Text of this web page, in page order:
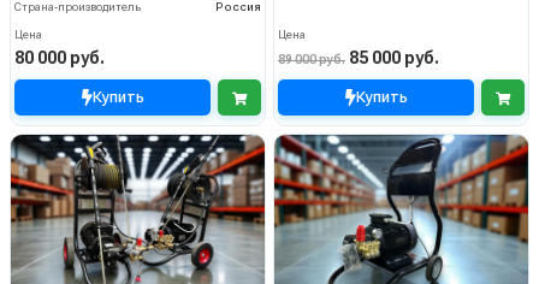
Страна-производитель
Россия
Цена
80 000 руб.
Купить
Цена
89 000 руб. 85 000 руб.
Купить